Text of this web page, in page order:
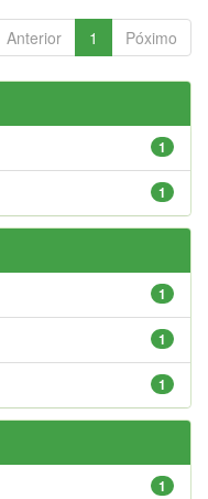
Anterior 1 Póximo
1
1
1
1
1
1